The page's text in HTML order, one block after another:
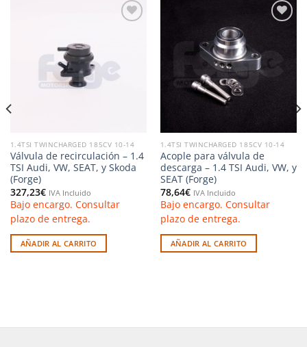
1.4TSI TWINCHARGED 185CV 10-14
Válvula de recirculación – 1.4
TSI Audi, VW, SEAT, y Skoda
(Forge)
327,23€ IVA Incluido
Bajo encargo. Consultar
plazo de entrega.
AÑADIR AL CARRITO
lista de
deseos
1.4TSI TWINCHARGED 185CV 10-14
Acople para válvula de
descarga – 1.4 TSI Audi, VW, y
SEAT (Forge)
78,64€ IVA Incluido
Bajo encargo. Consultar
plazo de entrega.
AÑADIR AL CARRITO